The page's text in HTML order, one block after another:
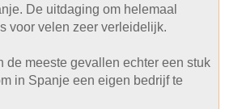
De uitdaging om helemaal
voor velen zeer verleidelijk.
de meeste gevallen echter een stuk
in Spanje een eigen bedrijf te